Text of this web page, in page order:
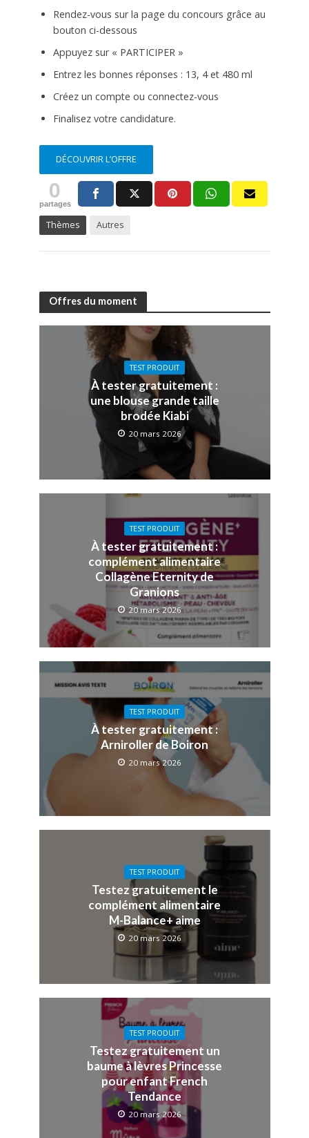
Rendez-vous sur la page du concours grâce au
bouton ci-dessous
Appuyez sur « PARTICIPER »
Entrez les bonnes réponses : 13, 4 et 480 ml
Créez un compte ou connectez-vous
Finalisez votre candidature.
DÉCOUVRIR L’OFFRE
0
partages
Thèmes Autres
Offres du moment
TEST PRODUIT
À tester gratuitement :
une blouse grande taille
brodée Kiabi
20 mars 2026
TEST PRODUIT
À tester gratuitement :
complément alimentaire
Collagène Eternity de
Granions
20 mars 2026
TEST PRODUIT
À tester gratuitement :
Arniroller de Boiron
20 mars 2026
TEST PRODUIT
Testez gratuitement le
complément alimentaire
M-Balance+ aime
20 mars 2026
TEST PRODUIT
Testez gratuitement un
baume à lèvres Princesse
pour enfant French
Tendance
20 mars 2026